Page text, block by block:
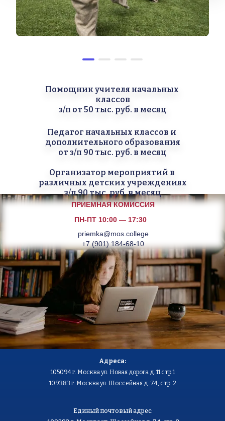
Помощник учителя начальных
классов
з/п от 50 тыс. руб. в месяц
Педагог начальных классов и
дополнительного образования
от з/п 90 тыс. руб. в месяц
Организатор мероприятий в
различных детских учреждениях
з/п 90 тыс. руб. в месяц
ПРИЕМНАЯ КОМИССИЯ
priemka@mos.college
+7 (901) 184-68-10
ПН-ПТ 10:00 — 17:30
Адреса:
105094 г. Москва ул. Новая дорога д. 11 стр.1
109383 г. Москва ул. Шоссейная д. 74, стр. 2
Единый почтовый адрес: